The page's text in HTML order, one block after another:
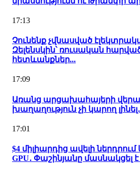
17:13
Չունենք չվնասված
Զելենսկին՝ ռուսական
հետևանքներ...
17:09
Առանց արցախահայերի
խաղաղություն չի կարող
17:01
$4 միլիարդից ավելի
GPU․ Փաշինյանը մասնակցել